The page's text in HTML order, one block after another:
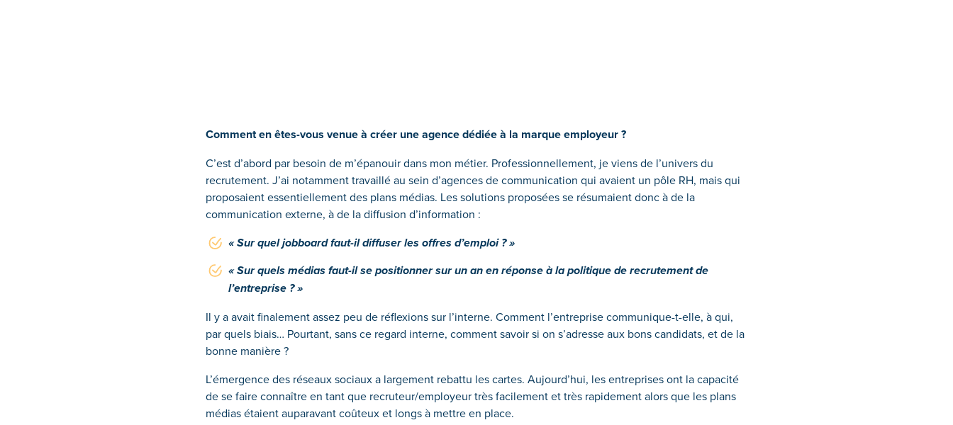
Comment en êtes-vous venue à créer une agence dédiée à la marque employeur ?
C’est d’abord par besoin de m’épanouir dans mon métier. Professionnellement, je viens de l’univers du
recrutement. J’ai notamment travaillé au sein d’agences de communication qui avaient un pôle RH, mais qui
proposaient essentiellement des plans médias. Les solutions proposées se résumaient donc à de la
communication externe, à de la diffusion d’information :
« Sur quel jobboard faut-il diffuser les offres d’emploi ? »
« Sur quels médias faut-il se positionner sur un an en réponse à la politique de recrutement de
l’entreprise ? »
Il y a avait finalement assez peu de réflexions sur l’interne. Comment l’entreprise communique-t-elle, à qui,
par quels biais… Pourtant, sans ce regard interne, comment savoir si on s’adresse aux bons candidats, et de la
bonne manière ?
L’émergence des réseaux sociaux a largement rebattu les cartes. Aujourd’hui, les entreprises ont la capacité
de se faire connaître en tant que recruteur/employeur très facilement et très rapidement alors que les plans
médias étaient auparavant coûteux et longs à mettre en place.